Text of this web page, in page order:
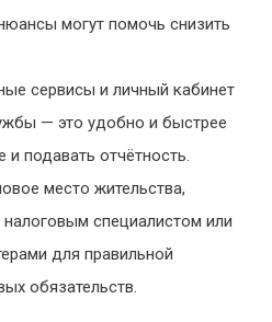
могут помочь снизить
сервисы и личный кабинет
— это удобно и быстрее
подавать отчётность.
место жительства,
налоговым специалистом или
для правильной
обязательств.